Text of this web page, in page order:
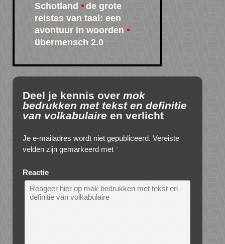
Schotland
de grote
reistas van taal: een
avontuur in woorden
übermensch 2.0
Deel je kennis over mok
bedrukken met tekst en definitie
van volkabulaire en verlicht
Je e-mailadres wordt niet gepubliceerd. Vereiste
velden zijn gemarkeerd met *
Reactie